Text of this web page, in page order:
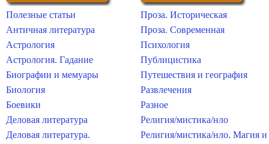
Полезные статьи
Античная литература
Астрология
Астрология. Гадание
Биографии и мемуары
Биология
Боевики
Деловая литература
Деловая литература.
Проза. Историческая
Проза. Современная
Психология
Публицистика
Путешествия и география
Развлечения
Разное
Религия/мистика/нло
Религия/мистика/нло. Магия и